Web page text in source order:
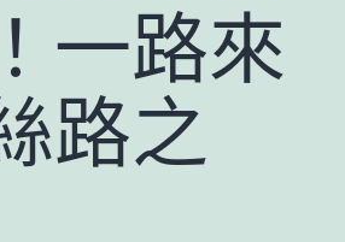
一路來
路之